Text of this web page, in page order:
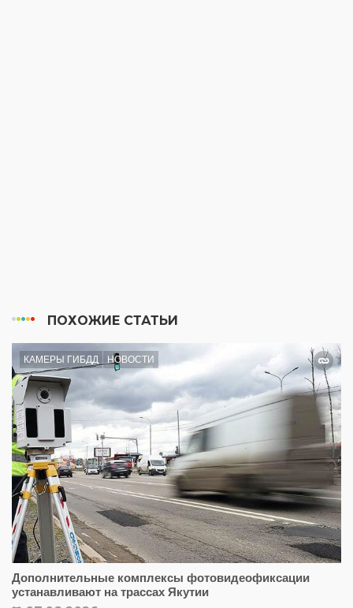
ПОХОЖИЕ СТАТЬИ
КАМЕРЫ ГИБДД НОВОСТИ
Дополнительные комплексы фотовидеофиксации
устанавливают на трассах Якутии